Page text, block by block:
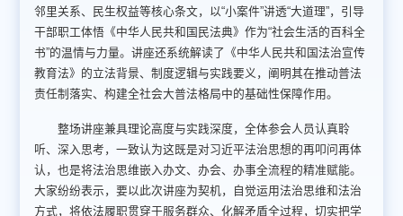
邻里关系、民生权益等核心条文，以“小案件”讲透“大道理”，引导
干部职工体悟《中华人民共和国民法典》作为“社会生活的百科全
书”的温情与力量。讲座还系统解读了《中华人民共和国法治宣传
教育法》的立法背景、制度逻辑与实践要义，阐明其在推动普法
责任制落实、构建全社会大普法格局中的基础性保障作用。
整场讲座兼具理论高度与实践深度，全体参会人员认真聆
听、深入思考，一致认为这既是对习近平法治思想的再叩问再体
认，也是将法治思维嵌入办文、办会、办事全流程的精准赋能。
大家纷纷表示，要以此次讲座为契机，自觉运用法治思维和法治
方式，将依法履职贯穿于服务群众、化解矛盾全过程，切实把学